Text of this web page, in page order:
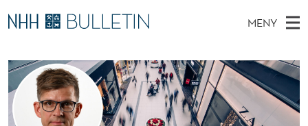
P
O
L
MENY
O
V
E
Ø
K
N
T
Stipendiater og nye forskerprofiler
Disputaser